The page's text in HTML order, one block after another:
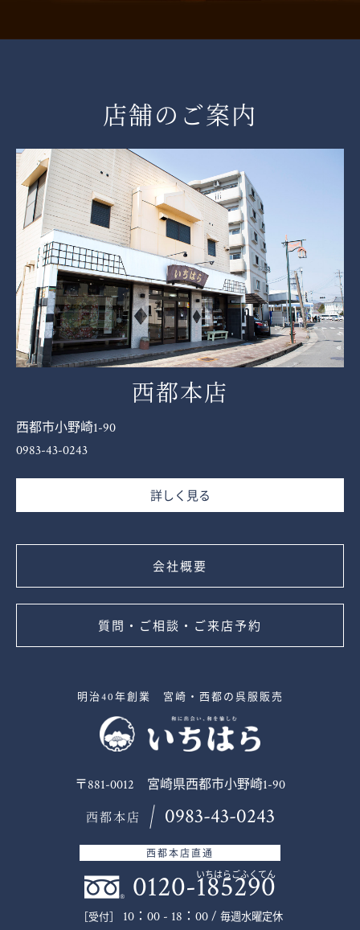
店舗のご案内
西都本店
西都市小野崎1-90
0983-43-0243
詳しく見る
会社概要
質問・ご相談・ご来店予約
明治40年創業 宮崎・西都の呉服販売
〒881-0012 宮崎県西都市小野崎1-90
西都本店 0983-43-0243
西都本店直通
0120-185290
いちはらごふくてん
［受付］ 10：00 - 18：00 / 毎週水曜定休